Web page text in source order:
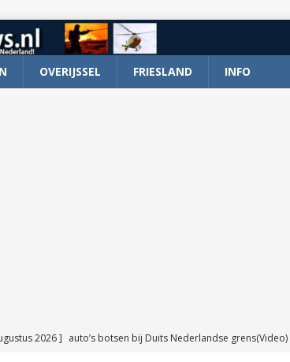
OVERIJSSEL FRIESLAND INFO
2026 ] auto’s botsen bij Duits Nederlandse grens(Video)